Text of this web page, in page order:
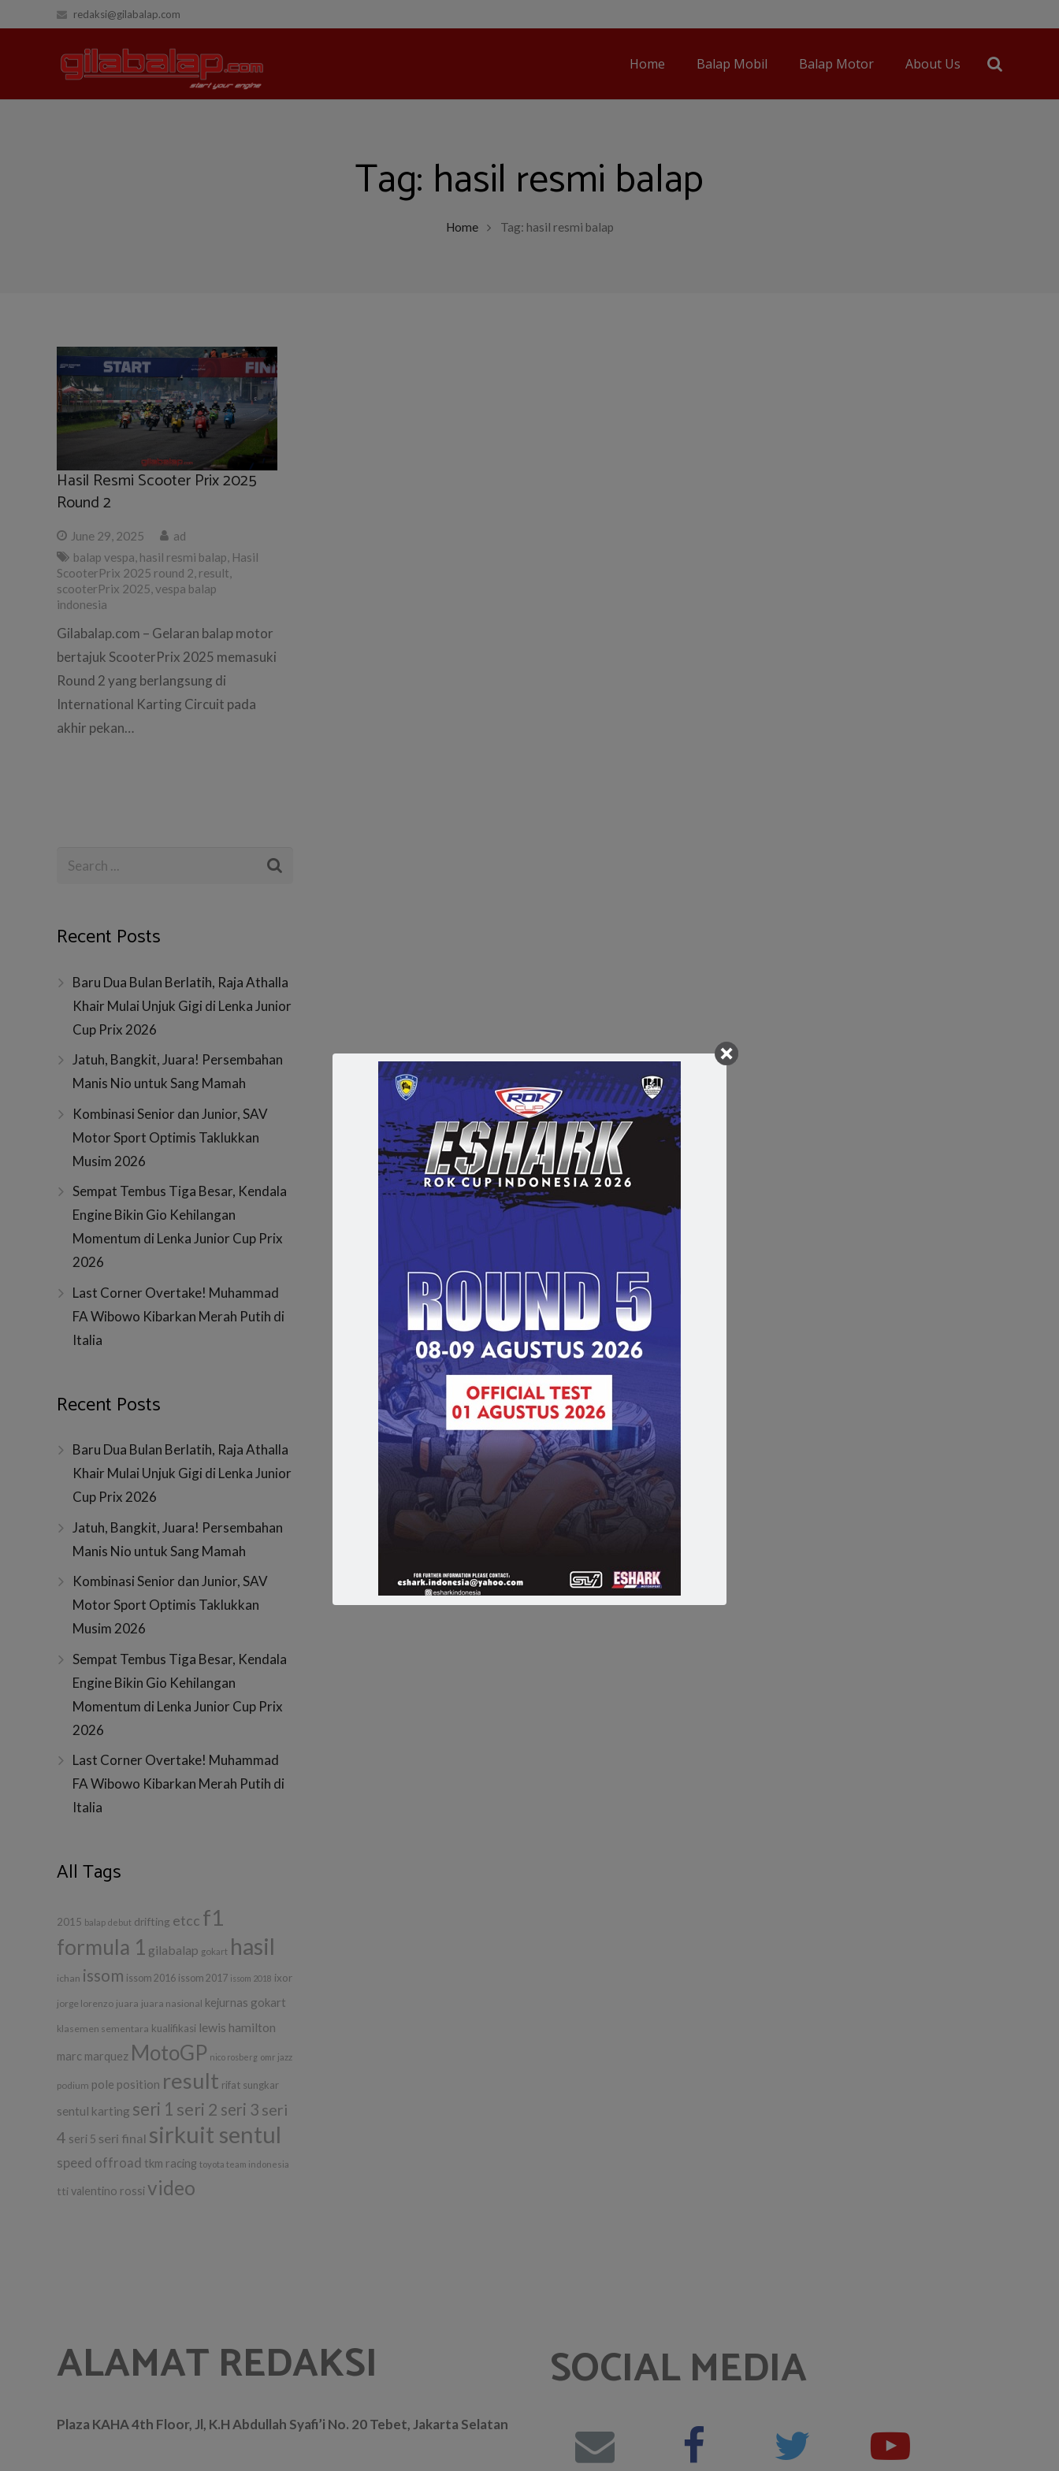
redaksi@gilabalap.com
Home Balap Mobil Balap Motor About Us
Tag: hasil resmi balap
Home Tag: hasil resmi balap
Hasil Resmi Scooter Prix 2025
Round 2
June 29, 2025
ad
balap vespa, hasil resmi balap, Hasil
ScooterPrix 2025 round 2, result,
scooterPrix 2025,vespa balap
indonesia
Gilabalap.com – Gelaran balap motor
bertajuk ScooterPrix 2025 memasuki
Round 2 yang berlangsung di
International Karting Circuit pada
akhir pekan…
Recent Posts
Baru Dua Bulan Berlatih, Raja Athalla
Khair Mulai Unjuk Gigi di Lenka Junior
Cup Prix 2026
Jatuh, Bangkit, Juara! Persembahan
Manis Nio untuk Sang Mamah
Kombinasi Senior dan Junior, SAV
Motor Sport Optimis Taklukkan
Musim 2026
Sempat Tembus Tiga Besar, Kendala
Engine Bikin Gio Kehilangan
Momentum di Lenka Junior Cup Prix
2026
Last Corner Overtake! Muhammad
FA Wibowo Kibarkan Merah Putih di
Italia
Recent Posts
Baru Dua Bulan Berlatih, Raja Athalla
Khair Mulai Unjuk Gigi di Lenka Junior
Cup Prix 2026
Jatuh, Bangkit, Juara! Persembahan
Manis Nio untuk Sang Mamah
Kombinasi Senior dan Junior, SAV
Motor Sport Optimis Taklukkan
Musim 2026
Sempat Tembus Tiga Besar, Kendala
Engine Bikin Gio Kehilangan
Momentum di Lenka Junior Cup Prix
2026
Last Corner Overtake! Muhammad
FA Wibowo Kibarkan Merah Putih di
Italia
All Tags
2015 balap debut drifting etcc f1
formula 1 gilabalap gokart hasil
ichan issom issom 2016 issom 2017 issom 2018 ixor
jorge lorenzo juara juara nasional kejurnas gokart
klasemen sementara kualifikasi lewis hamilton
marc marquez MotoGP nico rosberg omr jazz
podium pole position result rifat sungkar
sentul karting seri 1 seri 2 seri 3 seri
4 seri 5 seri final sirkuit sentul
speed offroad tkm racing toyota team indonesia
tti valentino rossi video
ALAMAT REDAKSI
Plaza KAHA 4th Floor, Jl, K.H Abdullah Syafi’i No. 20 Tebet, Jakarta Selatan
SOCIAL MEDIA